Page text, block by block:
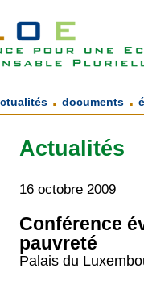
. documents .
Actualités
16 octobre 2009
Conférence
pauvreté
Palais du